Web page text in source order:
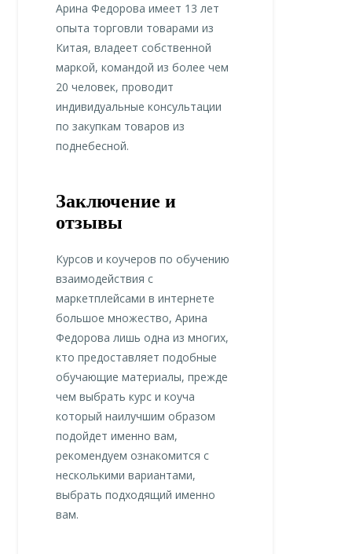
Арина Федорова имеет 13 лет
опыта торговли товарами из
Китая, владеет собственной
маркой, командой из более чем
20 человек, проводит
индивидуальные консультации
по закупкам товаров из
поднебесной.
Заключение и
отзывы
Курсов и коучеров по обучению
взаимодействия с
маркетплейсами в интернете
большое множество, Арина
Федорова лишь одна из многих,
кто предоставляет подобные
обучающие материалы, прежде
чем выбрать курс и коуча
который наилучшим образом
подойдет именно вам,
рекомендуем ознакомится с
несколькими вариантами,
выбрать подходящий именно
вам.